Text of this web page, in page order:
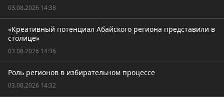
03.08.2026 14:38
«Креативный потенциал Абайского региона представили в
столице»
03.08.2026 14:36
Роль регионов в избирательном процессе
03.08.2026 14:32